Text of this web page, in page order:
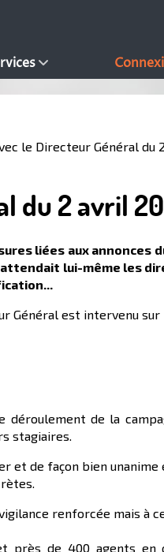
le Directeur Général du
du 2 avril
liées aux annonces
lui-même les
Général est intervenu
de la
stagiaires.
et de façon bien unanime
renforcée mais à
près de 400 agents